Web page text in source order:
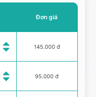
Đơn giá
145.000 đ
95.000 đ